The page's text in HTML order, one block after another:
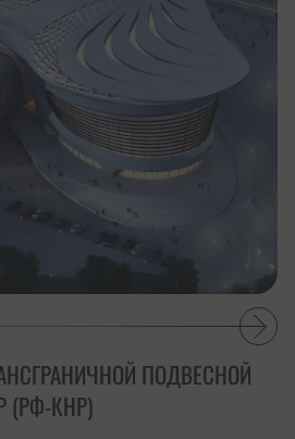
ПОДВЕСНОЙ
(РФ-КНР)